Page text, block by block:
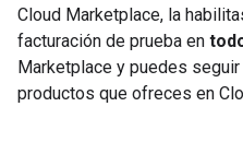
Cloud Marketplace, la
facturación de prueba en
Marketplace y puedes
productos que ofreces en